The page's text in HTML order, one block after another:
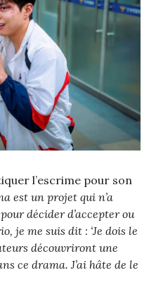
l’escrime pour son
est un projet qui n’a
décider d’accepter ou
je me suis dit : ‘Je dois le
découvriront une
ce drama. J’ai hâte de le